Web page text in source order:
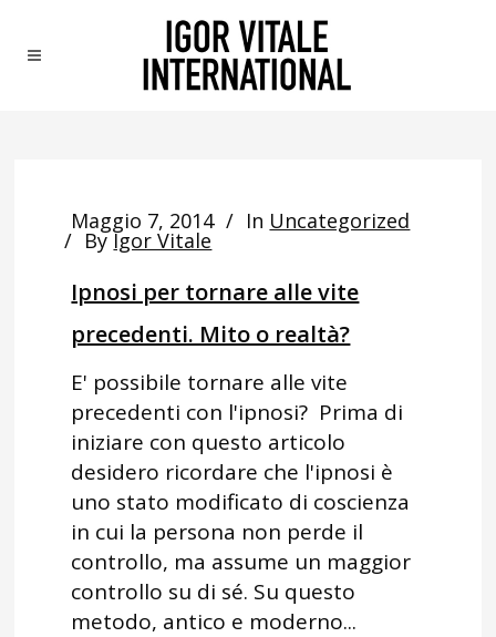
Maggio 7, 2014 In Uncategorized
By Igor Vitale
Ipnosi per tornare alle vite
precedenti. Mito o realtà?
E' possibile tornare alle vite
precedenti con l'ipnosi? Prima di
iniziare con questo articolo
desidero ricordare che l'ipnosi è
uno stato modificato di coscienza
in cui la persona non perde il
controllo, ma assume un maggior
controllo su di sé. Su questo
metodo, antico e moderno...